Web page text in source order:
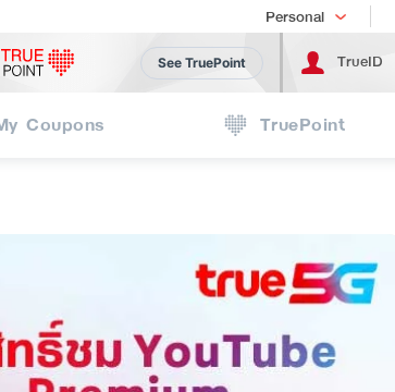
Personal
Shopping
See TruePoint TrueID
Coupons TruePoint